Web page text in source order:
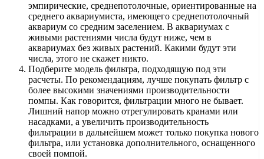
эмпирические, среднепотолочные, ориентированные на
среднего аквариумиста, имеющего среднепотолочный
аквариум со средним заселением. В аквариумах с
живыми растениями числа будут ниже, чем в
аквариумах без живых растений. Какими будут эти
числа, этого не скажет никто.
Подберите модель фильтра, подходящую под эти
расчеты. По рекомендациям, лучше покупать фильтр с
более высокими значениями производительности
помпы. Как говорится, фильтрации много не бывает.
Лишний напор можно отрегулировать кранами или
насадками, а увеличить производительность
фильтрации в дальнейшем может только покупка нового
фильтра, или установка дополнительного, оснащенного
своей помпой.